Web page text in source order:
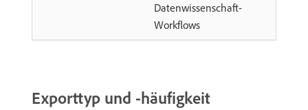
Datenwissenschaft-
Workflows
Exporttyp und -häufigkeit